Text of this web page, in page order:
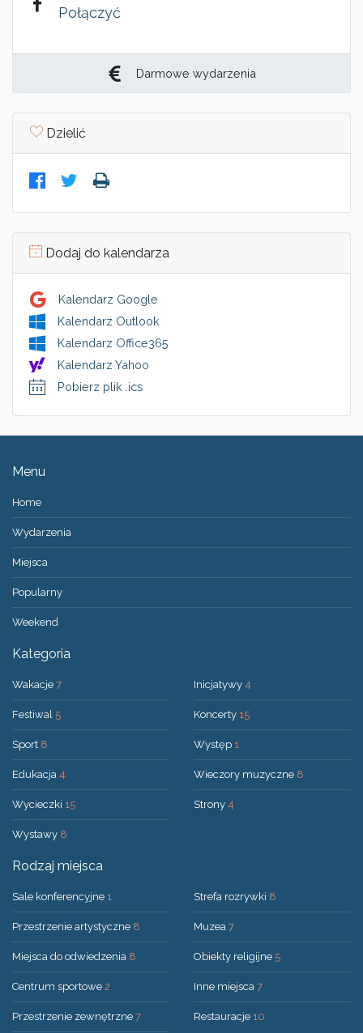
Połączyć
Darmowe wydarzenia
Dzielić
Dodaj do kalendarza
Kalendarz Google
Kalendarz Outlook
Kalendarz Office365
Kalendarz Yahoo
Pobierz plik .ics
Menu
Home
Wydarzenia
Miejsca
Popularny
Weekend
Kategoria
Wakacje 7
Festiwal 5
Sport 8
Edukacja 4
Wycieczki 15
Wystawy 8
Inicjatywy 4
Koncerty 15
Występ 1
Wieczory muzyczne 8
Strony 4
Rodzaj miejsca
Sale konferencyjne 1
Przestrzenie artystyczne 8
Miejsca do odwiedzenia 8
Centrum sportowe 2
Przestrzenie zewnętrzne 7
Strefa rozrywki 8
Muzea 7
Obiekty religijne 5
Inne miejsca 7
Restauracje 10